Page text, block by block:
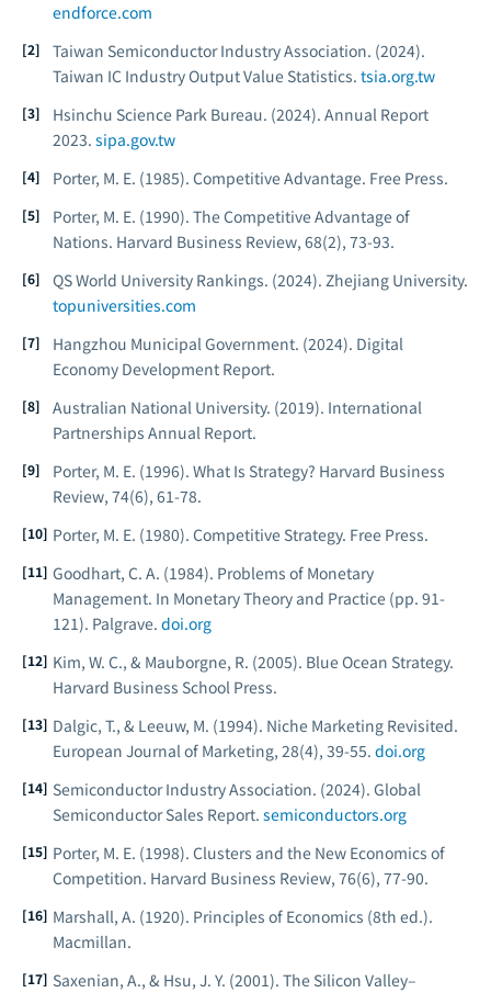
endforce.com
Taiwan Semiconductor Industry Association. (2024).
Taiwan IC Industry Output Value Statistics. tsia.org.tw
Hsinchu Science Park Bureau. (2024). Annual Report
2023. sipa.gov.tw
Porter, M. E. (1985). Competitive Advantage. Free Press.
Porter, M. E. (1990). The Competitive Advantage of
Nations. Harvard Business Review, 68(2), 73-93.
QS World University Rankings. (2024). Zhejiang University.
topuniversities.com
Hangzhou Municipal Government. (2024). Digital
Economy Development Report.
Australian National University. (2019). International
Partnerships Annual Report.
Porter, M. E. (1996). What Is Strategy? Harvard Business
Review, 74(6), 61-78.
Porter, M. E. (1980). Competitive Strategy. Free Press.
Goodhart, C. A. (1984). Problems of Monetary
Management. In Monetary Theory and Practice (pp. 91-
121). Palgrave. doi.org
Kim, W. C., & Mauborgne, R. (2005). Blue Ocean Strategy.
Harvard Business School Press.
Dalgic, T., & Leeuw, M. (1994). Niche Marketing Revisited.
European Journal of Marketing, 28(4), 39-55. doi.org
Semiconductor Industry Association. (2024). Global
Semiconductor Sales Report. semiconductors.org
Porter, M. E. (1998). Clusters and the New Economics of
Competition. Harvard Business Review, 76(6), 77-90.
Marshall, A. (1920). Principles of Economics (8th ed.).
Macmillan.
Saxenian, A., & Hsu, J. Y. (2001). The Silicon Valley–